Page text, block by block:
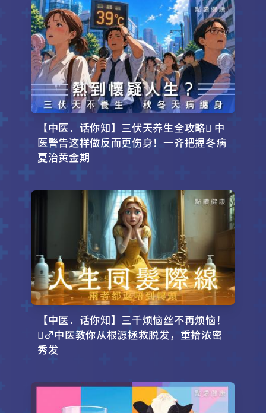
【中医．话你知】三伏天养生全攻略 中
医警告这样做反而更伤身！一齐把握冬病
夏治黄金期
【中医．话你知】三千烦恼丝不再烦恼！
‍♂️中医教你从根源拯救脱发，重拾浓密
秀发